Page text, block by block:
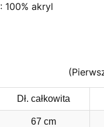
: 100% akryl
Dł. całkowita
67 cm